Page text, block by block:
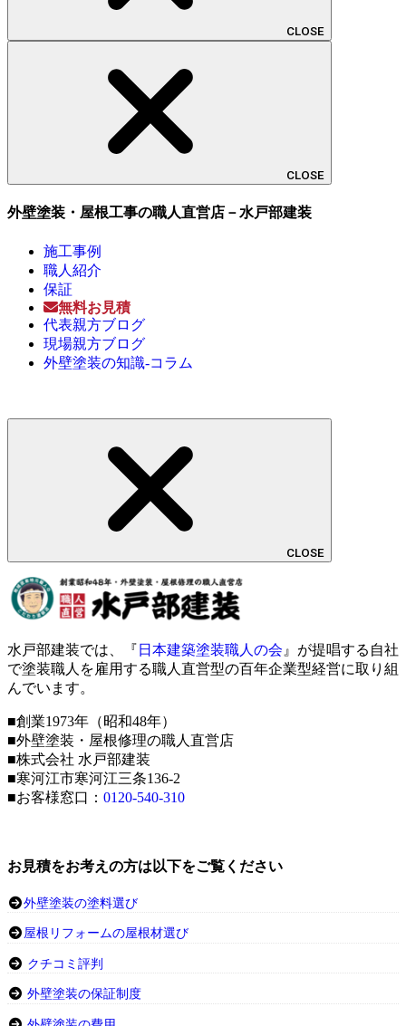
CLOSE
CLOSE
外壁塗装・屋根工事の職人直営店－水戸部建装
施工事例
職人紹介
保証
無料お見積
代表親方ブログ
現場親方ブログ
外壁塗装の知識-コラム
CLOSE
水戸部建装では、『 日本建築塗装職人の会 』が提唱する自社
で塗装職人を雇用する職人直営型の百年企業型経営に取り組
んでいます。
■創業1973年（昭和48年）
■外壁塗装・屋根修理の職人直営店
■株式会社 水戸部建装
■寒河江市寒河江三条136-2
■お客様窓口： 0120-540-310
お見積をお考えの方は以下をご覧ください
外壁塗装の塗料選び
屋根リフォームの屋根材選び
クチコミ評判
外壁塗装の保証制度